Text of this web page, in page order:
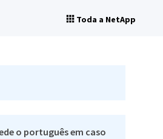
Toda a NetApp
o português em caso